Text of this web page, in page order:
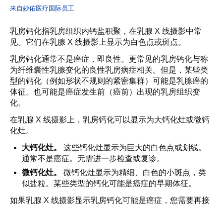
来自妙佑医疗国际员工
乳房钙化指乳房组织内钙盐积聚，在乳腺 X 线摄影中常
见。它们在乳腺 X 线摄影上显示为白色点或斑点。
乳房钙化通常不是癌症，即良性。更常见的乳房钙化与称
为纤维囊性乳腺变化的良性乳房病症相关。但是，某些类
型的钙化（例如形状不规则的紧密集群）可能是乳腺癌的
体征。也可能是癌症发生前（癌前）出现的乳房组织变
化。
在乳腺 X 线摄影上，乳房钙化可以显示为大钙化灶或微钙
化灶。
大钙化灶。
这些钙化灶显示为巨大的白色点或划线。
通常不是癌症。无需进一步检查或复诊。
微钙化灶。
微钙化灶显示为精细、白色的小斑点，类
似盐粒。某些类型的钙化可能是癌症的早期体征。
如果乳腺 X 线摄影显示乳房钙化可能是癌症，您需要再接